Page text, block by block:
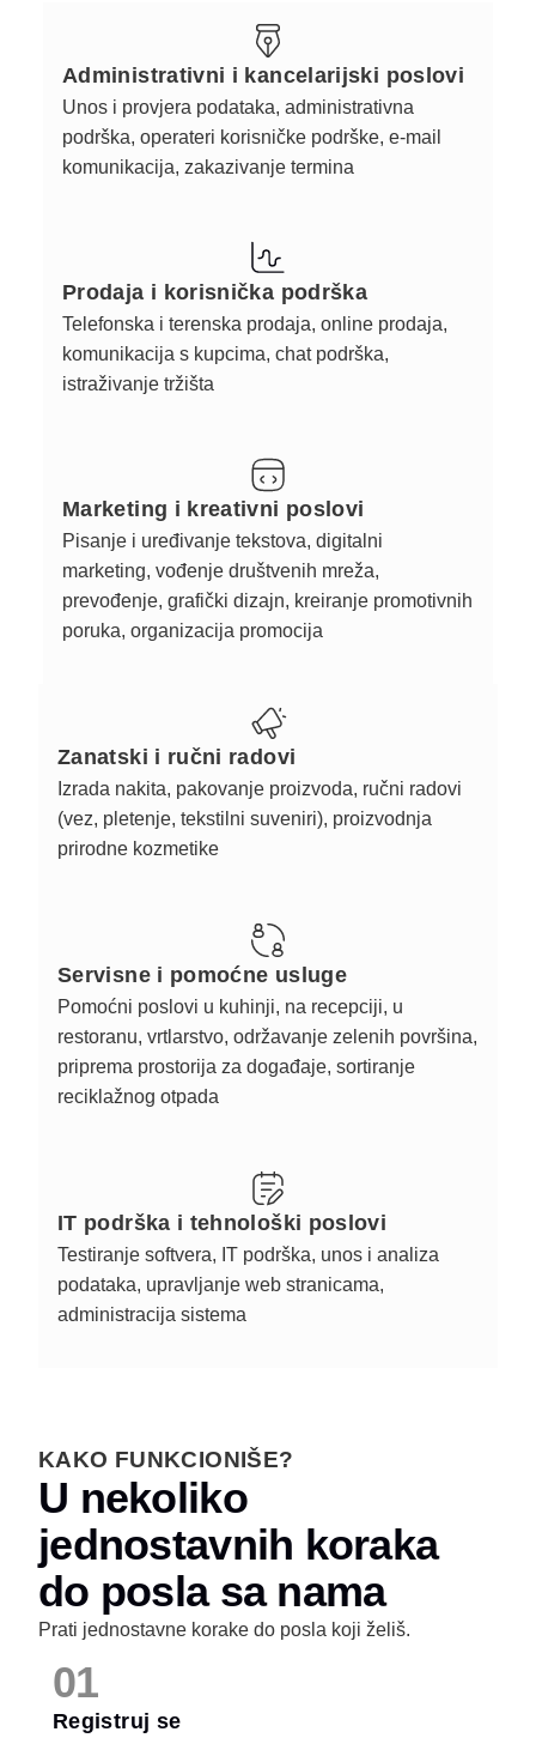
Administrativni i kancelarijski poslovi
Unos i provjera podataka, administrativna
podrška, operateri korisničke podrške, e-mail
komunikacija, zakazivanje termina
Prodaja i korisnička podrška
Telefonska i terenska prodaja, online prodaja,
komunikacija s kupcima, chat podrška,
istraživanje tržišta
Marketing i kreativni poslovi
Pisanje i uređivanje tekstova, digitalni
marketing, vođenje društvenih mreža,
prevođenje, grafički dizajn, kreiranje promotivnih
poruka, organizacija promocija
Zanatski i ručni radovi
Izrada nakita, pakovanje proizvoda, ručni radovi
(vez, pletenje, tekstilni suveniri), proizvodnja
prirodne kozmetike
Servisne i pomoćne usluge
Pomoćni poslovi u kuhinji, na recepciji, u
restoranu, vrtlarstvo, održavanje zelenih površina,
priprema prostorija za događaje, sortiranje
reciklažnog otpada
IT podrška i tehnološki poslovi
Testiranje softvera, IT podrška, unos i analiza
podataka, upravljanje web stranicama,
administracija sistema
KAKO FUNKCIONIŠE?
U nekoliko
jednostavnih koraka
do posla sa nama
Prati jednostavne korake do posla koji želiš.
01
Registruj se